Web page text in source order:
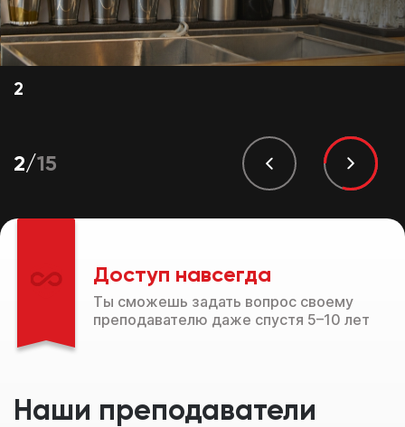
3
3/15
Доступ навсегда
Ты сможешь задать вопрос своему
преподавателю даже спустя 5–10 лет
Наши преподаватели